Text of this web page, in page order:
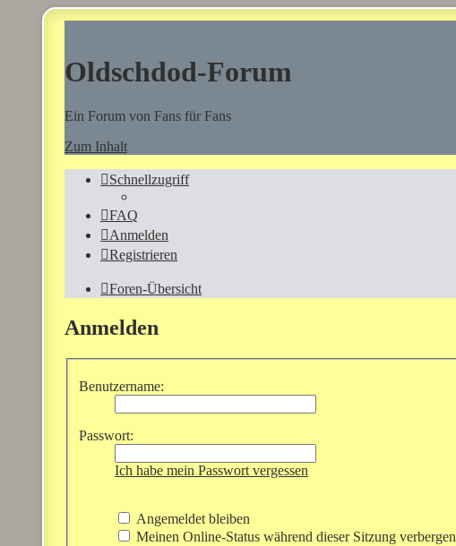
Oldschdod-Forum
Ein Forum von Fans für Fans
Zum Inhalt
Schnellzugriff
FAQ
Anmelden
Registrieren
Foren-Übersicht
Anmelden
Benutzername:
Passwort:
Ich habe mein Passwort vergessen
Angemeldet bleiben
Meinen Online-Status während dieser Sitzung verbergen